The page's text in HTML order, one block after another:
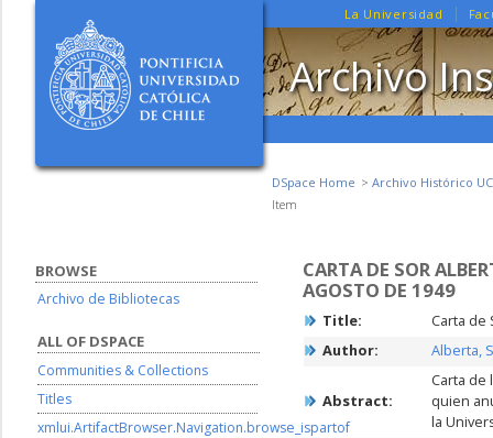
La Universidad
Archivo
DSpace Home
Archivo Histórico UC
Item
CARTA DE SOR
AGOSTO DE 1949
Title:
Carta de
Author:
Alberta,
Abstract:
Carta de
quien
la
BROWSE
Archivo de Bibliotecas
ALL OF DSPACE
Communities & Collections
Titles
xmlui.ArtifactBrowser.Navigation.browse_ispartof